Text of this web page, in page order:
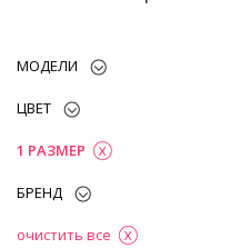
МОДЕЛИ
ЦВЕТ
1 РАЗМЕР
БРЕНД
очистить все